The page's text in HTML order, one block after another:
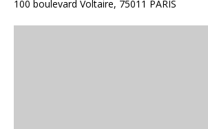
100 boulevard Voltaire, 75011 PARIS